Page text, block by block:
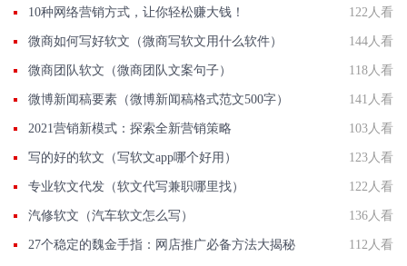
10种网络营销方式，让你轻松赚大钱！ 122人看
微商如何写好软文（微商写软文用什么软件） 144人看
微商团队软文（微商团队文案句子） 118人看
微博新闻稿要素（微博新闻稿格式范文500字） 141人看
2021营销新模式：探索全新营销策略 103人看
写的好的软文（写软文app哪个好用） 123人看
专业软文代发（软文代写兼职哪里找） 122人看
汽修软文（汽车软文怎么写） 136人看
27个稳定的魏金手指：网店推广必备方法大揭秘 112人看